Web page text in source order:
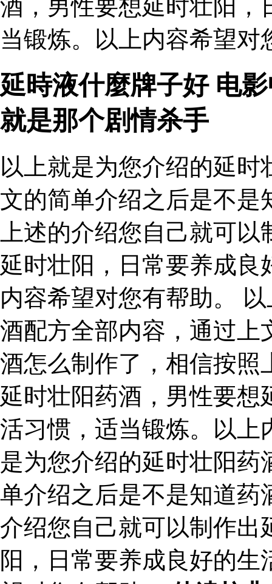
酒，男性要想延时壮阳，
当锻炼。以上内容希望对
延時液什麼牌子好 电
就是那个剧情杀手
以上就是为您介绍的延
文的简单介绍之后是不是
上述的介绍您自己就可
延时壮阳，日常要养成良
内容希望对您有帮助。
酒配方全部内容，通过上
酒怎么制作了，相信按照
延时壮阳药酒，男性要想
活习惯，适当锻炼。以上
是为您介绍的延时壮阳
单介绍之后是不是知道药
介绍您自己就可以制作出
阳，日常要养成良好的